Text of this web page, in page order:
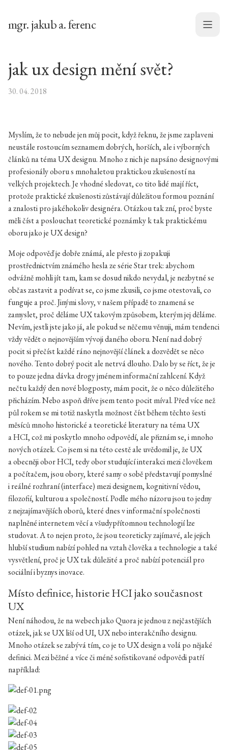
mgr. jakub a. ferenc Menu
jak ux design mění svět?
30. 04. 2018
Myslím, že to nebude jen můj pocit, když řeknu, že jsme zaplaveni
neustále rostoucím seznamem dobrých, horších, ale i výborných
článků na téma UX designu. Mnoho z nich je napsáno designovými
profesionály oboru s mnohaletou praktickou zkušeností na
velkých projektech. Je vhodné sledovat, co tito lidé mají říct,
protože praktické zkušenosti zůstávají důležitou formou poznání
a znalosti pro jakéhokoliv designéra. Otázkou tak zní, proč byste
měli číst a poslouchat teoretické poznámky k tak praktickému
oboru jako je UX design?
Moje odpověď je dobře známá, ale přesto ji zopakuji
prostřednictvím známého hesla ze série Star trek: abychom
odvážně mohli jít tam, kam se dosud nikdo nevydal, je nezbytné se
občas zastavit a podívat se, co jsme zkusili, co jsme otestovali, co
funguje a proč. Jinými slovy, v našem případě to znamená se
zamyslet, proč děláme UX takovým způsobem, kterým jej děláme.
Nevím, jestli jste jako já, ale pokud se něčemu věnuji, mám tendenci
vždy vědět o nejnovějším vývoji daného oboru. Není nad dobrý
pocit si přečíst každé ráno nejnovější článek a dozvědět se něco
nového. Tento dobrý pocit ale netrvá dlouho. Dalo by se říct, že je
to pouze jedna dávka drogy jménem informační zahlcení. Když
nečtu každý den nové blogposty, mám pocit, že o něco důležitého
přicházím. Nebo aspoň dříve jsem tento pocit míval. Před více než
půl rokem se mi totiž naskytla možnost číst během těchto šesti
měsíců mnoho historické a teoretické literatury na téma UX
a HCI, což mi poskytlo mnoho odpovědí, ale přiznám se, i mnoho
nových otázek. Co jsem si na této cestě ale uvědomil je, že UX
a obecněji obor HCI, tedy obor studující interakci mezi člověkem
a počítačem, jsou obory, které samy o sobě představují pomyslné
i reálné rozhraní (interface) mezi designem, kognitivní vědou,
filozofií, kulturou a společností. Podle mého názoru jsou to jedny
z nejzajímavějších oborů, které dnes v informační společnosti
naplněné internetem věcí a všudypřítomnou technologií lze
studovat. A to nejen proto, že jsou teoreticky zajímavé, ale jejich
hlubší studium nabízí pohled na vztah člověka a technologie a také
vysvětlení, proč je UX tak důležité a proč nabízí potenciál pro
sociální i byznys inovace.
Místo definice, historie HCI jako současnost
UX
Není náhodou, že na webech jako Quora je jednou z nejčastějších
otázek, jak se UX liší od UI, UX nebo interakčního designu.
Mnoho otázek se zabývá tím, co je to UX design a volá po nějaké
definici. Mezi běžné a více či méně sofistikované odpovědi patří
například: